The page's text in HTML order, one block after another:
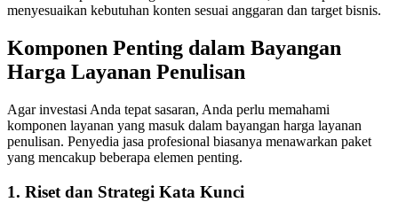
menyesuaikan kebutuhan konten sesuai anggaran dan target bisnis.
Komponen Penting dalam Bayangan
Harga Layanan Penulisan
Agar investasi Anda tepat sasaran, Anda perlu memahami
komponen layanan yang masuk dalam bayangan harga layanan
penulisan. Penyedia jasa profesional biasanya menawarkan paket
yang mencakup beberapa elemen penting.
1. Riset dan Strategi Kata Kunci